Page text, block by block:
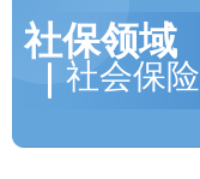
社保领域
社会保险